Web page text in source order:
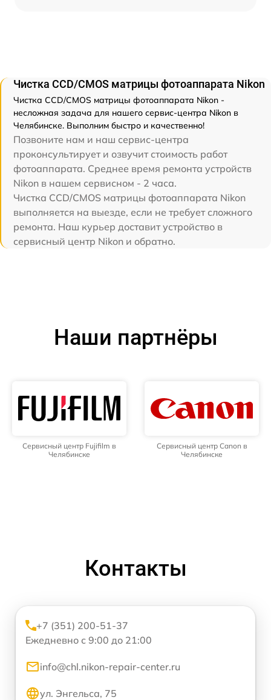
Чистка CCD/CMOS матрицы фотоаппарата Nikon
Чистка CCD/CMOS матрицы фотоаппарата Nikon -
несложная задача для нашего сервис-центра Nikon в
Челябинске. Выполним быстро и качественно!
Позвоните нам и наш сервис-центра
проконсультирует и озвучит стоимость работ
фотоаппарата. Среднее время ремонта устройств
Nikon в нашем сервисном - 2 часа.
Чистка CCD/CMOS матрицы фотоаппарата Nikon
выполняется на выезде, если не требует сложного
ремонта. Наш курьер доставит устройство в
сервисный центр Nikon и обратно.
Наши партнёры
Сервисный центр Fujifilm в
Челябинске
Сервисный центр Canon в
Челябинске
Контакты
+7 (351) 200-51-37
Ежедневно с 9:00 до 21:00
info@chl.nikon-repair-center.ru
ул. Энгельса, 75